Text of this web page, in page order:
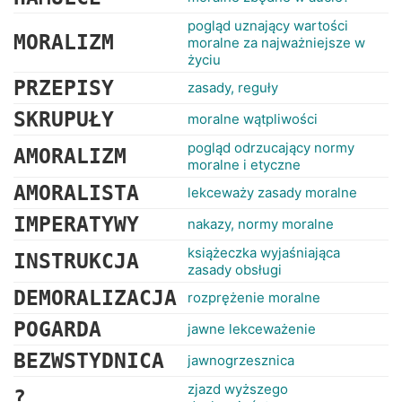
MORALIZM
pogląd uznający wartości
moralne za najważniejsze w
życiu
PRZEPISY zasady, reguły
SKRUPUŁY moralne wątpliwości
AMORALIZM
pogląd odrzucający normy
moralne i etyczne
AMORALISTA lekceważy zasady moralne
IMPERATYWY nakazy, normy moralne
INSTRUKCJA
książeczka wyjaśniająca
zasady obsługi
DEMORALIZACJA rozprężenie moralne
POGARDA jawne lekceważenie
BEZWSTYDNICA jawnogrzesznica
zjazd wyższego